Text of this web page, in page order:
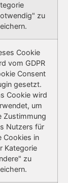
zu
Cookie
vom GDPR
Consent
gesetzt.
Cookie wird
um
Zustimmung
Nutzers für
Cookies in
Kategorie
zu